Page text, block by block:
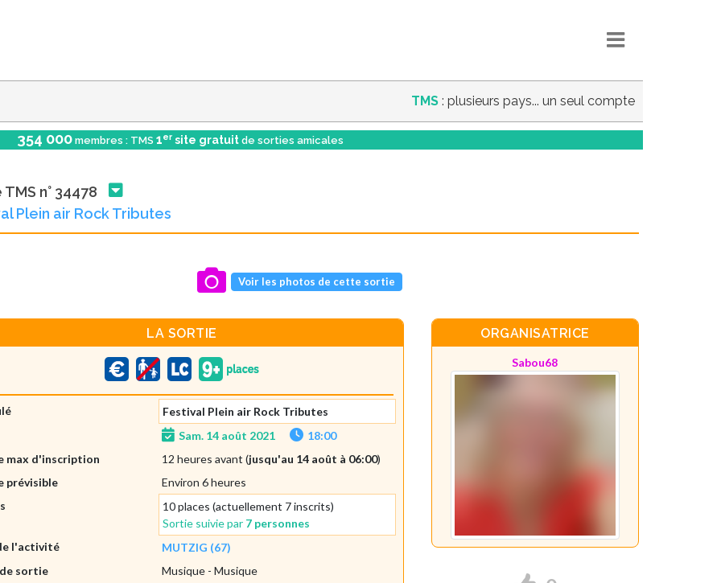
TMS : plusieurs pays... un seul compte
354 000 membres : TMS 1er site gratuit de sorties amicales
n° 34478
Plein air Rock Tributes
Voir les photos de cette sortie
LA SORTIE
Festival Plein air Rock Tributes
Sam. 14 août 2021
18:00
max d'inscription
12 heures avant (jusqu'au 14 août à 06:00)
prévisible
Environ 6 heures
10 places (actuellement 7 inscrits)
Sortie suivie par 7 personnes
l'activité
MUTZIG (67)
sortie
Musique - Musique
ORGANISATRICE
Sabou68